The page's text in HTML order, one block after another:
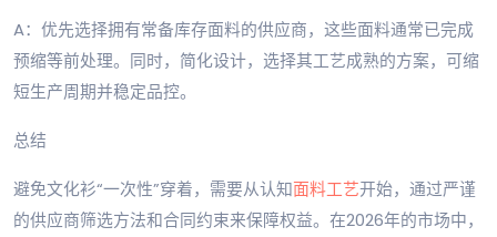
A：优先选择拥有常备库存面料的供应商，这些面料通常已完成
预缩等前处理。同时，简化设计，选择其工艺成熟的方案，可缩
短生产周期并稳定品控。
总结
避免文化衫“一次性”穿着，需要从认知面料工艺开始，通过严谨
的供应商筛选方法和合同约束来保障权益。在2026年的市场中，